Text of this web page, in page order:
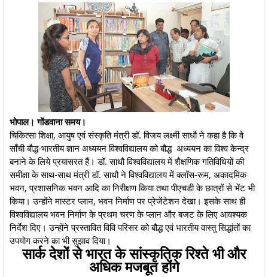
भोपाल। गोंडवाना समय।
चिकित्सा शिक्षा, आयुष एवं संस्कृति मंत्री डॉ. विजय लक्ष्मी साधौ ने कहा है कि वे
साँची बौद्ध-भारतीय ज्ञान अध्ययन विश्वविद्यालय को बौद्ध अध्ययन का विश्व केन्द्र
बनाने के लिये प्रयासरत हैं। डॉ. साधौ विश्वविद्यालय में शैक्षणिक गतिविधियों की
समीक्षा के साथ-साथ मंत्री डॉ. साधौ ने विश्वविद्यालय में क्लॉस-रूम, अकादमिक
भवन, प्रशासनिक भवन आदि का निरीक्षण किया तथा पीएचडी के छात्रों से भेंट भी
किया। उन्होंने मास्टर प्लान, भवन निर्माण पर प्रेजेंटेशन देखा। इसके साथ ही
विश्वविद्यालय भवन निर्माण के प्रथम चरण के प्लान और बजट के लिए आवश्यक
निर्देश दिए। उन्होंने प्रस्तावित विवि परिसर को बौद्ध एवं भारतीय वास्तु सिद्धांतों का
उपयोग करने का भी सुझाव दिया।
सार्क देशों से भारत के सांस्कृतिक रिश्ते भी और
अधिक मजबूत होंगे